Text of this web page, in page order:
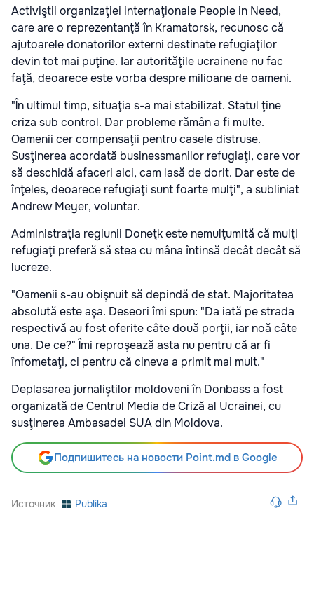
Activiştii organizaţiei internaţionale People in Need,
care are o reprezentanţă în Kramatorsk, recunosc că
ajutoarele donatorilor externi destinate refugiaţilor
devin tot mai puţine. Iar autorităţile ucrainene nu fac
faţă, deoarece este vorba despre milioane de oameni.
"În ultimul timp, situaţia s-a mai stabilizat. Statul ţine
criza sub control. Dar probleme rămân a fi multe.
Oamenii cer compensaţii pentru casele distruse.
Susţinerea acordată businessmanilor refugiaţi, care vor
să deschidă afaceri aici, cam lasă de dorit. Dar este de
înţeles, deoarece refugiaţi sunt foarte mulţi", a subliniat
Andrew Meyer, voluntar.
Administraţia regiunii Doneţk este nemulţumită că mulţi
refugiaţi preferă să stea cu mâna întinsă decât decât să
lucreze.
"Oamenii s-au obişnuit să depindă de stat. Majoritatea
absolută este aşa. Deseori îmi spun: "Da iată pe strada
respectivă au fost oferite câte două porţii, iar noă câte
una. De ce?" Îmi reproşează asta nu pentru că ar fi
înfometaţi, ci pentru că cineva a primit mai mult."
Deplasarea jurnaliştilor moldoveni în Donbass a fost
organizată de Centrul Media de Criză al Ucrainei, cu
susţinerea Ambasadei SUA din Moldova.
Подпишитесь на новости Point.md в Google
Источник Publika